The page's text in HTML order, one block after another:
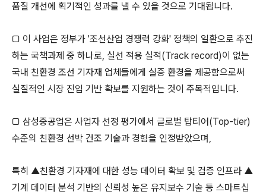
품질 개선에 획기적인 성과를 낼 수 있을 것으로 기대됩니다.
□ 이 사업은 정부가 '조선산업 경쟁력 강화' 정책의 일환으로 추진
하는 국책과제 중 하나로, 실선 적용 실적(Track record)이 없는
국내 친환경 조선 기자재 업체들에게 실증 환경을 제공함으로써
실질적인 시장 진입 기반 확보를 지원하는 것이 주목적입니다.
□ 삼성중공업은 사업자 선정 평가에서 글로벌 탑티어(Top-tier)
수준의 친환경 선박 건조 기술과 경험을 인정받았으며,
특히 ▲친환경 기자재에 대한 성능 데이터 확보 및 검증 인프라 ▲
기계 데이터 분석 기반의 신뢰성 높은 유지보수 기술 등 스마트십